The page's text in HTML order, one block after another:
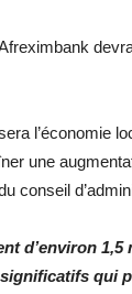
l’économie
une
conseil
d’environ
qui